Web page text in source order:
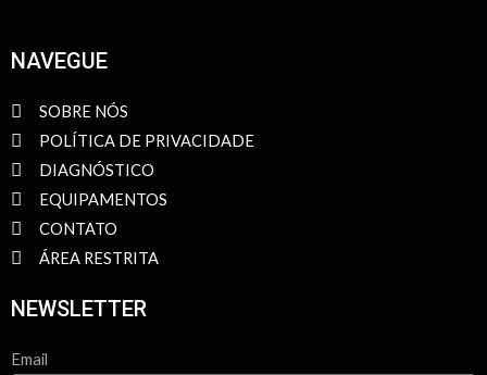
NAVEGUE
SOBRE NÓS
POLÍTICA DE PRIVACIDADE
DIAGNÓSTICO
EQUIPAMENTOS
CONTATO
ÁREA RESTRITA
NEWSLETTER
Email